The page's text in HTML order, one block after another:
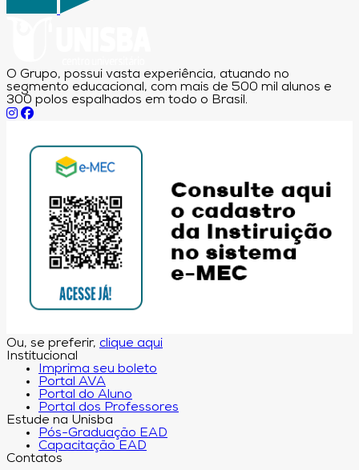
O Grupo, possui vasta experiência, atuando no
segmento educacional, com mais de 500 mil alunos e
300 polos espalhados em todo o Brasil.
Ou, se preferir, clique aqui
Institucional
Imprima seu boleto
Portal AVA
Portal do Aluno
Portal dos Professores
Estude na Unisba
Pós-Graduação EAD
Capacitação EAD
Contatos